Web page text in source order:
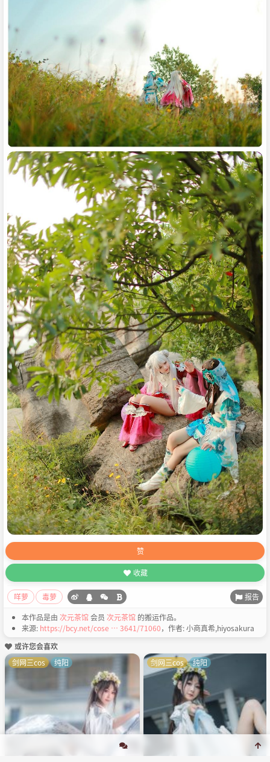
赞
收藏
咩萝 毒萝 报告
本作品是由 次元茶馆会员 次元茶馆 的搬运作品。
来源: https://bcy.net/cose … 3641/71060，作者: 小商真希,hiyosakura
或许您会喜欢
剑网三cos
纯阳 剑网三cos 纯阳